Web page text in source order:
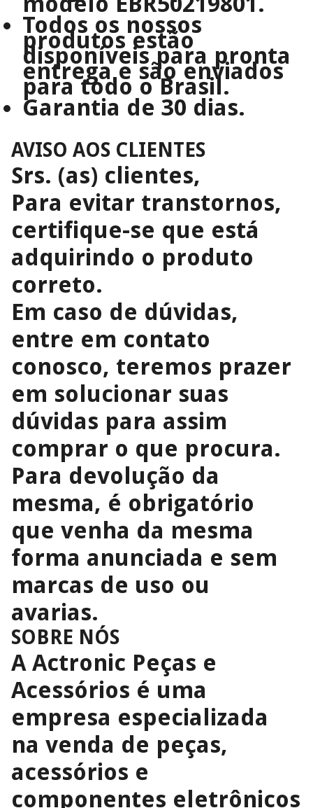
Todos os nossos
produtos estão
disponíveis para pronta
entrega e são enviados
para todo o Brasil.
Garantia de 30 dias.
AVISO AOS CLIENTES
Srs. (as) clientes,
Para evitar transtornos,
certifique-se que está
adquirindo o produto
correto.
Em caso de dúvidas,
entre em contato
conosco, teremos prazer
em solucionar suas
dúvidas para assim
comprar o que procura.
Para devolução da
mesma, é obrigatório
que venha da mesma
forma anunciada e sem
marcas de uso ou
avarias.
SOBRE NÓS
A Actronic Peças e
Acessórios é uma
empresa especializada
na venda de peças,
acessórios e
componentes eletrônicos